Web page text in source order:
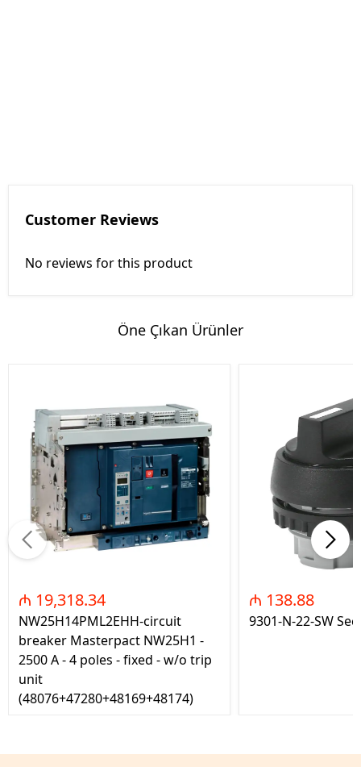
Customer Reviews
No reviews for this product
Öne Çıkan Ürünler
₼ 19,318.34
NW25H14PML2EHH-circuit
breaker Masterpact NW25H1 -
2500 A - 4 poles - fixed - w/o trip
unit
(48076+47280+48169+48174)
₼ 138.88
9301-N-22-SW